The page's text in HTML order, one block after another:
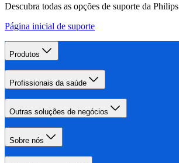
Descubra todas as opções de suporte da Philips
Página inicial de suporte
Produtos
Profissionais da saúde
Outras soluções de negócios
Sobre nós